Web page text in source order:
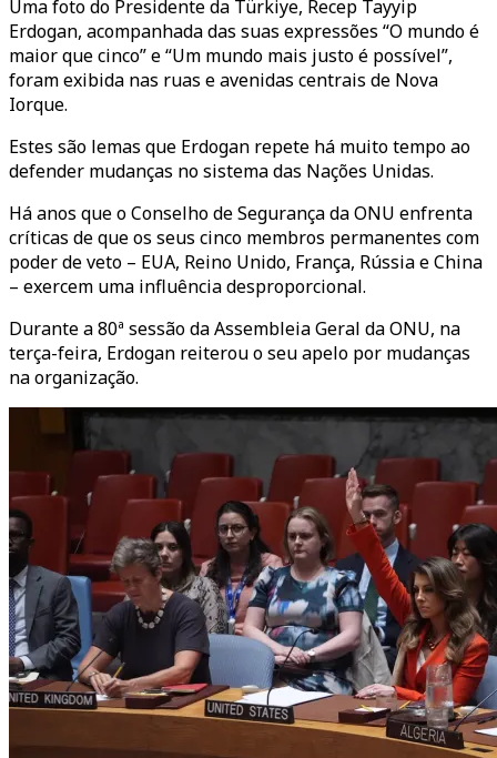
Uma foto do Presidente da Türkiye, Recep Tayyip
Erdogan, acompanhada das suas expressões “O mundo é
maior que cinco” e “Um mundo mais justo é possível”,
foram exibida nas ruas e avenidas centrais de Nova
Iorque.
Estes são lemas que Erdogan repete há muito tempo ao
defender mudanças no sistema das Nações Unidas.
Há anos que o Conselho de Segurança da ONU enfrenta
críticas de que os seus cinco membros permanentes com
poder de veto – EUA, Reino Unido, França, Rússia e China
– exercem uma influência desproporcional.
Durante a 80ª sessão da Assembleia Geral da ONU, na
terça-feira, Erdogan reiterou o seu apelo por mudanças
na organização.